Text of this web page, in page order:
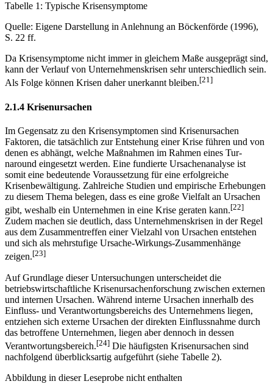
Tabelle 1: Typische Krisensymptome
Quelle: Eigene Darstellung in Anlehnung an Böckenförde (1996),
S. 22 ff.
Da Krisensymptome nicht immer in gleichem Maße ausgeprägt sind,
kann der Verlauf von Unternehmenskrisen sehr unterschiedlich sein.
Als Folge können Krisen daher unerkannt bleiben.[21]
2.1.4 Krisenursachen
Im Gegensatz zu den Krisensymptomen sind Krisenursachen
Faktoren, die tatsächlich zur Ent­stehung einer Krise führen und von
denen es abhängt, welche Maßnahmen im Rahmen eines Tur­
naround eingesetzt werden. Eine fundierte Ursachenanalyse ist
somit eine bedeutende Voraus­setzung für eine erfolgreiche
Krisenbewältigung. Zahlreiche Studien und empirische Er­hebungen
zu diesem Thema belegen, dass es eine große Vielfalt an Ursachen
gibt, weshalb ein Unter­nehmen in eine Krise geraten kann.[22]
Zudem machen sie deutlich, dass Unternehmens­krisen in der Regel
aus dem Zusammentreffen einer Vielzahl von Ursachen entstehen
und sich als mehrstufige Ursache-Wirkungs-Zusammenhänge
zeigen.[23]
Auf Grundlage dieser Untersuchungen unterscheidet die
betriebswirtschaftliche Krisenursachenforschung zwischen externen
und internen Ursachen. Während interne Ursachen inner­halb des
Einfluss- und Verantwortungsbereichs des Unternehmens liegen,
entziehen sich externe Ursachen der direkten Einflussnahme durch
das betroffene Unternehmen, liegen aber dennoch in dessen
Verantwortungsbereich.[24] Die häufigsten Krisenursachen sind
nachfolgend überblicksartig aufgeführt (siehe Tabelle 2).
Abbildung in dieser Leseprobe nicht enthalten